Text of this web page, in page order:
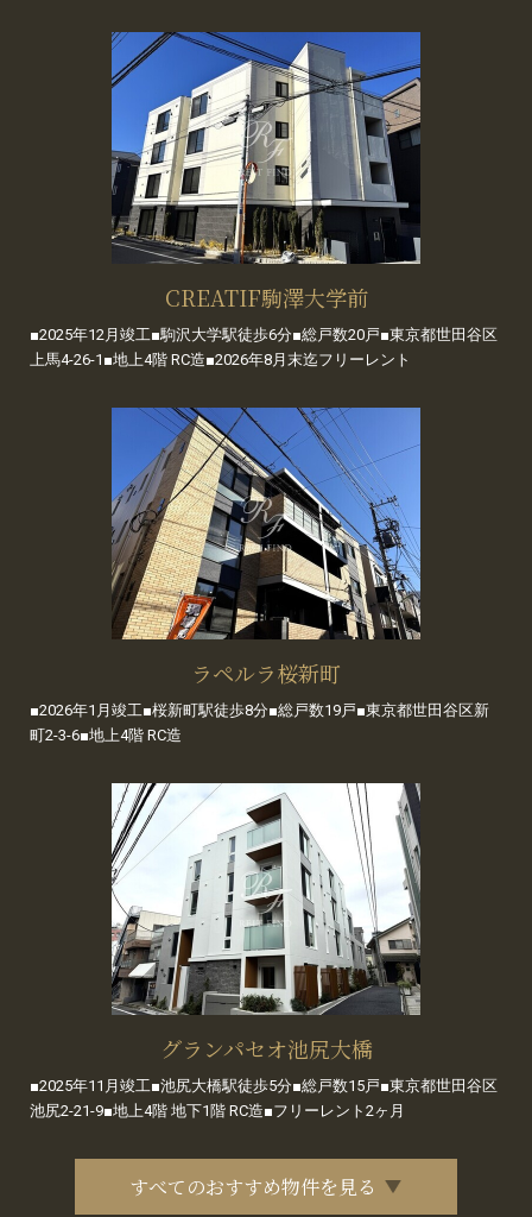
CREATIF駒澤大学前
■2025年12月竣工■駒沢大学駅徒歩6分■総戸数20戸■東京都世田谷区
上馬4-26-1■地上4階 RC造■2026年8月末迄フリーレント
ラペルラ桜新町
■2026年1月竣工■桜新町駅徒歩8分■総戸数19戸■東京都世田谷区新
町2-3-6■地上4階 RC造
グランパセオ池尻大橋
■2025年11月竣工■池尻大橋駅徒歩5分■総戸数15戸■東京都世田谷区
池尻2-21-9■地上4階 地下1階 RC造■フリーレント2ヶ月
すべてのおすすめ物件を見る